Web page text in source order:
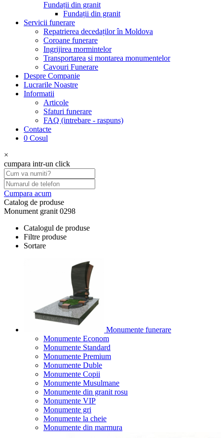
Fundații din granit
Fundații din granit
Servicii funerare
Repatrierea decedaților în Moldova
Coroane funerare
Ingrijirea mormintelor
Transportarea si montarea monumentelor
Cavouri Funerare
Despre Companie
Lucrarile Noastre
Informatii
Articole
Sfaturi funerare
FAQ (intrebare - raspuns)
Contacte
0 Cosul
×
cumpara intr-un click
Cumpara acum
Catalog de produse
Monument granit 0298
Catalogul de produse
Filtre produse
Sortare
Monumente funerare
Monumente Econom
Monumente Standard
Monumente Premium
Monumente Duble
Monumente Copii
Monumente Musulmane
Monumente din granit rosu
Monumente VIP
Monumente gri
Monumente la cheie
Monumente din marmura